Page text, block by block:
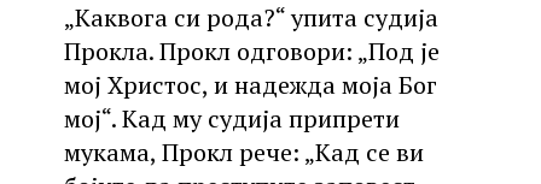
„Каквога си рода?“ упита судија
Прокла. Прокл одговори: „Под је
мој Христос, и надежда моја Бог
мој“. Кад му судија припрети
мукама, Прокл рече: „Кад се ви